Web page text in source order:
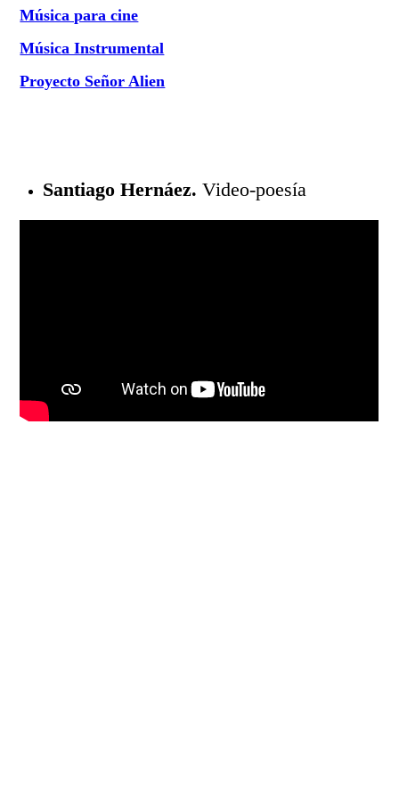
Música para cine
Música Instrumental
Proyecto Señor Alien
Santiago Hernáez.Video-poesía